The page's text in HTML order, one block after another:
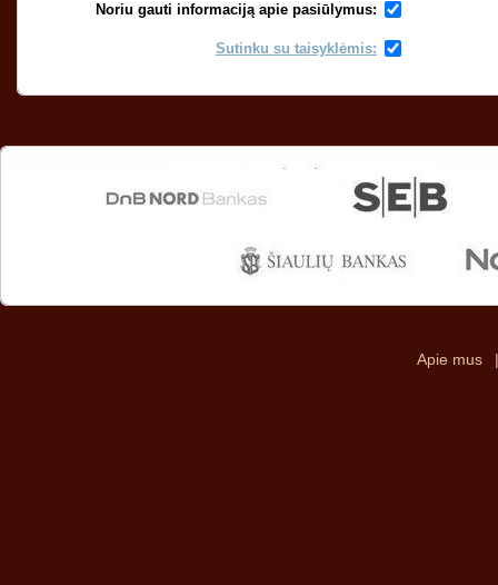
Noriu gauti informaciją apie pasiūlymus:
Sutinku su taisyklėmis:
Apie mus |